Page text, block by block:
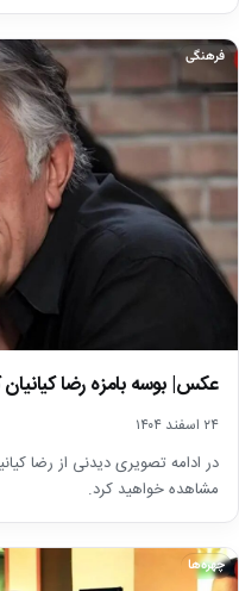
فرهنگی
عکس| بوسه بامزه رضا
۲۴ اسفند ۱۴۰۴
در ادامه تصویری دیدنی از رضا
مشاهده خواهید کرد.
چهره‌ها